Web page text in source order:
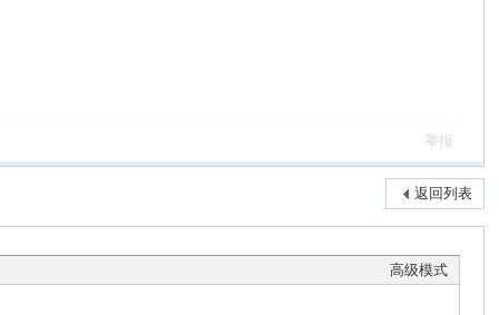
举报
返回列表
高级模式